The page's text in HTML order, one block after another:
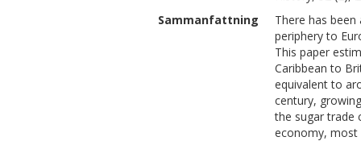
Sammanfattning
There has
periphery to
This paper
Caribbean to
equivalent to
century,
the sugar trade
economy,